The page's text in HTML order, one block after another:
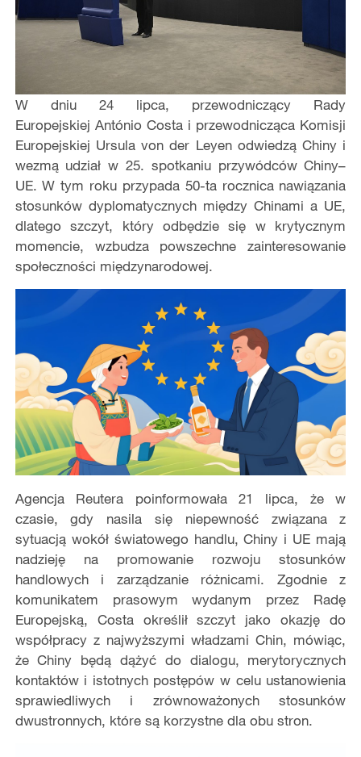
W dniu 24 lipca, przewodniczący Rady
Europejskiej António Costa i przewodnicząca Komisji
Europejskiej Ursula von der Leyen odwiedzą Chiny i
wezmą udział w 25. spotkaniu przywódców Chiny–
UE. W tym roku przypada 50-ta rocznica nawiązania
stosunków dyplomatycznych między Chinami a UE,
dlatego szczyt, który odbędzie się w krytycznym
momencie, wzbudza powszechne zainteresowanie
społeczności międzynarodowej.
Agencja Reutera poinformowała 21 lipca, że w
czasie, gdy nasila się niepewność związana z
sytuacją wokół światowego handlu, Chiny i UE mają
nadzieję na promowanie rozwoju stosunków
handlowych i zarządzanie różnicami. Zgodnie z
komunikatem prasowym wydanym przez Radę
Europejską, Costa określił szczyt jako okazję do
współpracy z najwyższymi władzami Chin, mówiąc,
że Chiny będą dążyć do dialogu, merytorycznych
kontaktów i istotnych postępów w celu ustanowienia
sprawiedliwych i zrównoważonych stosunków
dwustronnych, które są korzystne dla obu stron.